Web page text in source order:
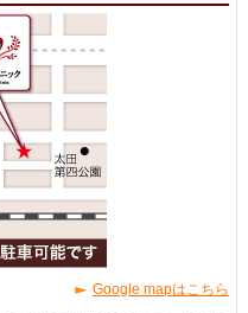
Google mapはこちら